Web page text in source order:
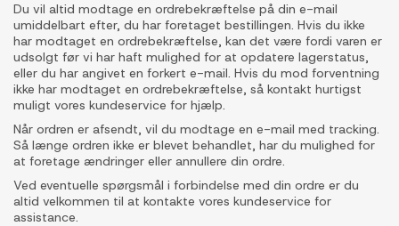
Du vil altid modtage en ordrebekræftelse på din e-mail
umiddelbart efter, du har foretaget bestillingen. Hvis du ikke
har modtaget en ordrebekræftelse, kan det være fordi varen er
udsolgt før vi har haft mulighed for at opdatere lagerstatus,
eller du har angivet en forkert e-mail. Hvis du mod forventning
ikke har modtaget en ordrebekræftelse, så kontakt hurtigst
muligt vores kundeservice for hjælp.
Når ordren er afsendt, vil du modtage en e-mail med tracking.
Så længe ordren ikke er blevet behandlet, har du mulighed for
at foretage ændringer eller annullere din ordre.
Ved eventuelle spørgsmål i forbindelse med din ordre er du
altid velkommen til at kontakte vores kundeservice for
assistance.